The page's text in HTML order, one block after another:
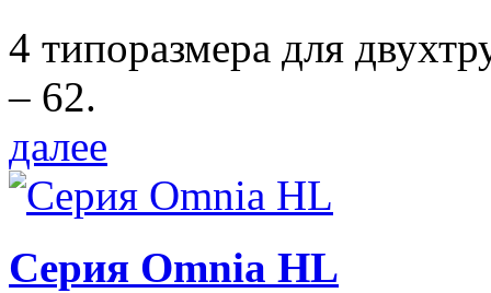
4 типоразмера для
– 62.
далее
Серия Omnia HL